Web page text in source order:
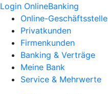
Login OnlineBanking
Online-Geschäftsstelle
Privatkunden
Firmenkunden
Banking & Verträge
Meine Bank
Service & Mehrwerte